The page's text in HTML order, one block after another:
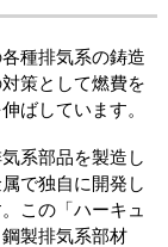
種排気系の鋳造
策として燃費を
ばしています。
系部品を製造し
で独自に開発し
この「ハーキュ
製排気系部材